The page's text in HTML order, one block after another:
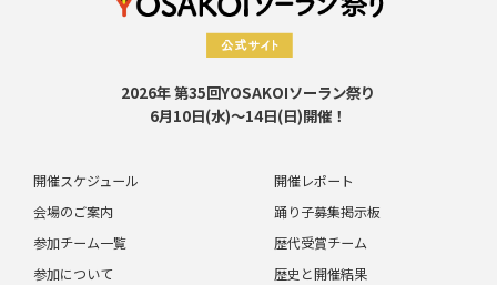
2026年 第35回YOSAKOIソーラン祭り
6月10日(水)～14日(日)開催！
開催スケジュール
会場のご案内
参加チーム一覧
参加について
開催レポート
踊り子募集掲示板
歴代受賞チーム
歴史と開催結果